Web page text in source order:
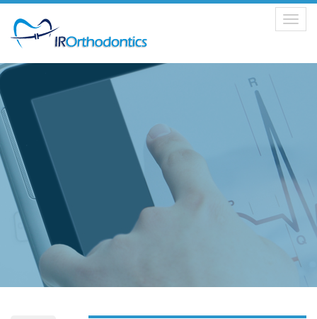
Toggle
navigation